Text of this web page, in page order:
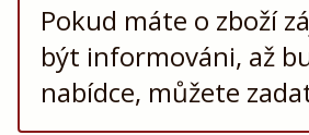
Pokud máte o zboží
být informováni, až
nabídce, můžete